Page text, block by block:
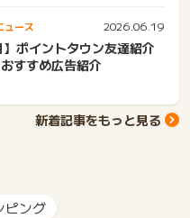
ュース 2026.06.19
ポイントタウン友達紹介
すすめ広告紹介
新着記事をもっと見る
ピング